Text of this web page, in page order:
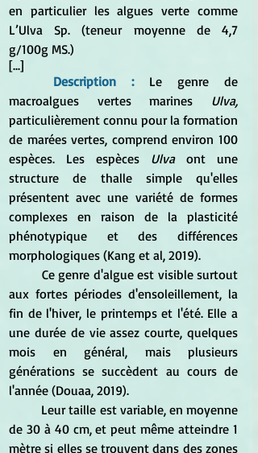
en particulier les algues verte comme
L’Ulva Sp. (teneur moyenne de 4,7
g/100g MS.)
[...]
Description : Le genre de
macroalgues vertes marines Ulva,
particulièrement connu pour la formation
de marées vertes, comprend environ 100
espèces. Les espèces Ulva ont une
structure de thalle simple qu'elles
présentent avec une variété de formes
complexes en raison de la plasticité
phénotypique et des différences
morphologiques (Kang et al, 2019).
aux fortes périodes d'ensoleillement, la
fin de l'hiver, le printemps et l'été. Elle a
une durée de vie assez courte, quelques
mois en général, mais plusieurs
générations se succèdent au cours de
l'année (Douaa, 2019).
de 30 à 40 cm, et peut même atteindre 1
mètre si elles se trouvent dans des zones